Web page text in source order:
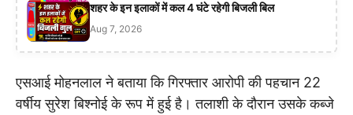
शहर के इन इलाकों में कल 4 घंटे रहेगी बिजली बिल
Aug 7, 2026
एसआई मोहनलाल ने बताया कि गिरफ्तार आरोपी की पहचान 22
वर्षीय सुरेश बिश्नोई के रूप में हुई है। तलाशी के दौरान उसके कब्जे